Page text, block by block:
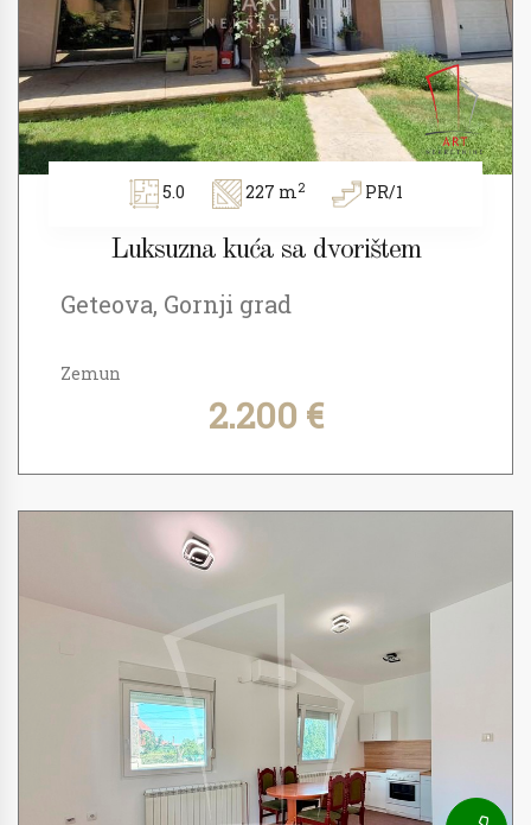
5.0 227 m2 PR/1
Luksuzna kuća sa dvorištem
Geteova, Gornji grad
Zemun
2.200 €